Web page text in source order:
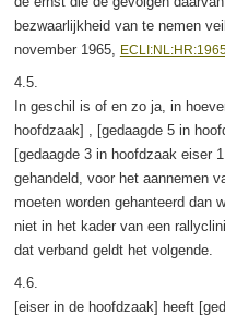
bezwaarlijkheid van te nemen
november 1965,
4.5.
In geschil is of en zo ja, in
hoofdzaak] , [gedaagde 5 in
[gedaagde 3 in hoofdzaak eiser
gehandeld, voor het aannemen
moeten worden gehanteerd dan
niet in het kader van een
dat verband geldt het volgende.
4.6.
[eiser in de hoofdzaak] heeft